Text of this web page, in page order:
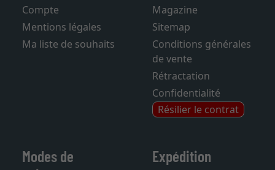
Compte
Mentions légales
Ma liste de souhaits
Magazine
Sitemap
Conditions générales
de vente
Rétractation
Confidentialité
Résilier le contrat
Modes de
Expédition